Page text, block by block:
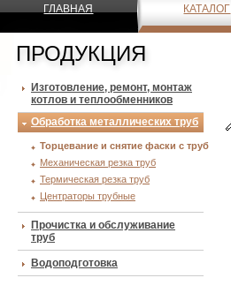
ГЛАВНАЯ КАТАЛОГ
ПРОДУКЦИЯ
Изготовление, ремонт, монтаж
котлов и теплообменников
Обработка металлических труб
Торцевание и снятие фаски с труб
Механическая резка труб
Термическая резка труб
Центраторы трубные
Прочистка и обслуживание
труб
Водоподготовка